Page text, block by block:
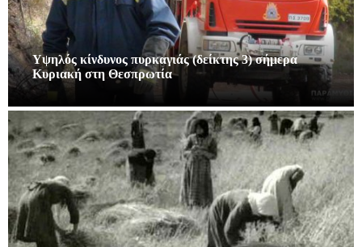
Υψηλός κίνδυνος πυρκαγιάς (δείκτης 3) σήμερα
Κυριακή στη Θεσπρωτία